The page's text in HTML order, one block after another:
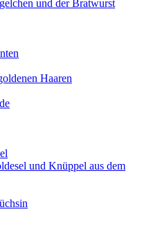
und der Bratwurst
Haaren
und Knüppel aus dem